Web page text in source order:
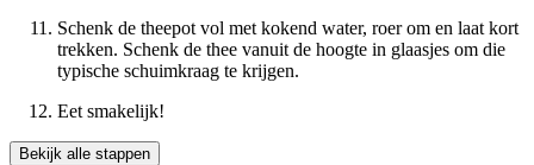
Schenk de theepot vol met kokend water, roer om en laat kort
trekken. Schenk de thee vanuit de hoogte in glaasjes om die
typische schuimkraag te krijgen.
Eet smakelijk!
Bekijk alle stappen